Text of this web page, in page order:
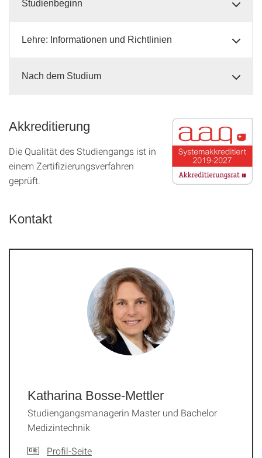
Studienbeginn
Lehre: Informationen und Richtlinien
Nach dem Studium
Akkreditierung
Die Qualität des Studien­gangs ist in
einem Zer­ti­fizier­ungs­ver­fahren
geprüft.
Kontakt
Katharina Bosse-Mettler
Studiengangsmanagerin Master und Bachelor
Medizintechnik
Profil-Seite